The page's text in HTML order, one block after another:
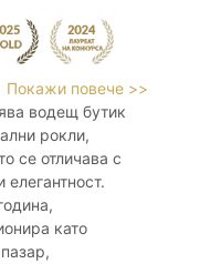
Покажи повече >>
водещ бутик
рокли,
се отличава с
като